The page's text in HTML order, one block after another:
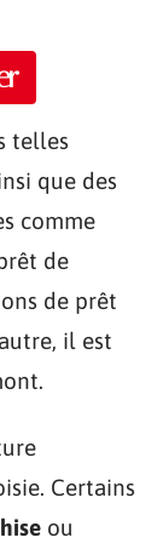
telles
que des
comme
de
de prêt
il est
Certains
ou